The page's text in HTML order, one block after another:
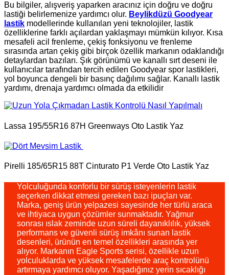
Bu bilgiler, alışveriş yaparken aracınız için doğru ve doğru
lastiği belirlemenize yardımcı olur. Beylikdüzü Goodyear
lastik modellerinde kullanılan yeni teknolojiler, lastik
özelliklerine farklı açılardan yaklaşmayı mümkün kılıyor. Kısa
mesafeli acil frenleme, çekiş fonksiyonu ve frenleme
sırasında artan çekiş gibi birçok özellik markanın odaklandığı
detaylardan bazıları. Şık görünümü ve kanallı sırt deseni ile
kullanıcılar tarafından tercih edilen Goodyear spor lastikleri,
yol boyunca dengeli bir basınç dağılımı sağlar. Kanallı lastik
yardımı, drenaja yardımcı olmada da etkilidir
Lassa 195/55R16 87H Greenways Oto Lastik Yaz
Pirelli 185/65R15 88T Cinturato P1 Verde Oto Lastik Yaz
Yolculuğunda konforlu bir sürüş isteyenlerin lastik
seçerken dikkat etmesi gereken bazı ipuçları var.
Marka, geniş ürün yelpazesi sayesinde her türlü araca
ve ihtiyaca uygun çözümler sunmaktadır. Yağmur
sonrası ıslak zeminde uzun süreli dayanıklılık, yüksek
performans ve güvenli sürüş imkânı sunan lastik
desenleri, ürünün en temel özellikleri arasında yer
alıyor. Markanın Eagle Sports serisi, özellikle uzun
yolculuklarda ve yüksek mesafelerde araç kontrolünü
artırmaya yardımcı oluyor. Yaşadığınız yerin sıcaklığı